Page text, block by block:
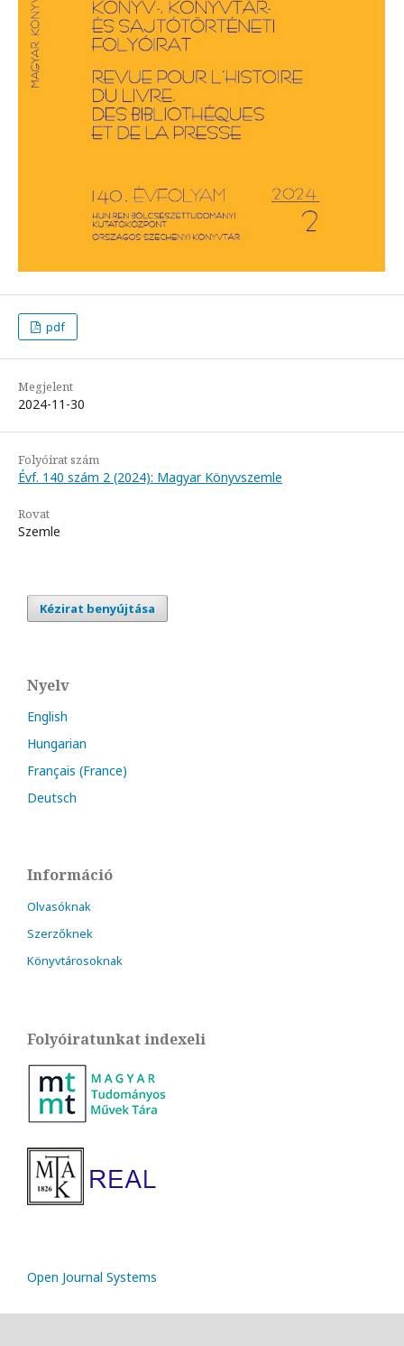
pdf
Megjelent
2024-11-30
Folyóirat szám
Évf. 140 szám 2 (2024): Magyar Könyvszemle
Rovat
Szemle
Kézirat benyújtása
Nyelv
English
Hungarian
Français (France)
Deutsch
Információ
Olvasóknak
Szerzőknek
Könyvtárosoknak
Folyóiratunkat indexeli
Open Journal Systems